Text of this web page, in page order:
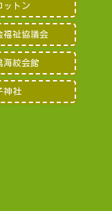
ットン
福祉協議会
海絞会館
神社